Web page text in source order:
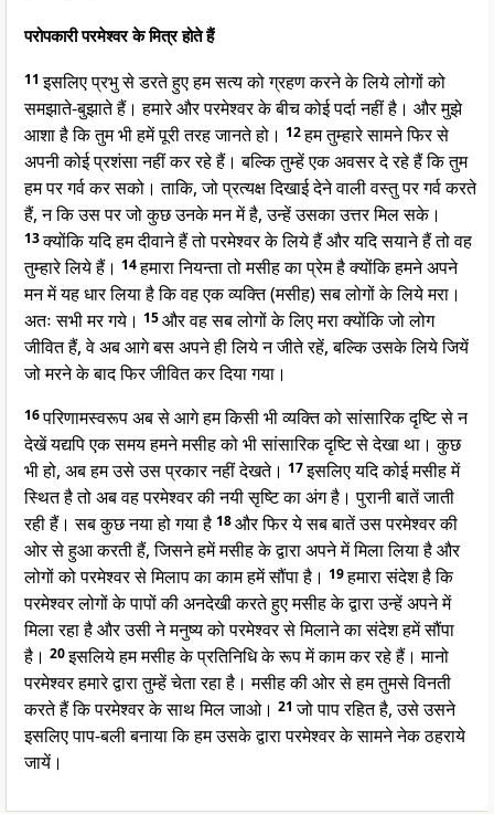
परोपकारी परमेश्वर के मित्र होते हैं
11इसलिए प्रभु से डरते हुए हम सत्य को ग्रहण करने के लिये लोगों को
समझाते-बुझाते हैं। हमारे और परमेश्वर के बीच कोई पर्दा नहीं है। और मुझे
आशा है कि तुम भी हमें पूरी तरह जानते हो। 12हम तुम्हारे सामने फिर से
अपनी कोई प्रशंसा नहीं कर रहे हैं। बल्कि तुम्हें एक अवसर दे रहे हैं कि तुम
हम पर गर्व कर सको। ताकि, जो प्रत्यक्ष दिखाई देने वाली वस्तु पर गर्व करते
हैं, न कि उस पर जो कुछ उनके मन में है, उन्हें उसका उत्तर मिल सके।
13क्योंकि यदि हम दीवाने हैं तो परमेश्वर के लिये हैं और यदि सयाने हैं तो वह
तुम्हारे लिये हैं। 14हमारा नियन्ता तो मसीह का प्रेम है क्योंकि हमने अपने
मन में यह धार लिया है कि वह एक व्यक्ति (मसीह) सब लोगों के लिये मरा।
अतः सभी मर गये। 15और वह सब लोगों के लिए मरा क्योंकि जो लोग
जीवित हैं, वे अब आगे बस अपने ही लिये न जीते रहें, बल्कि उसके लिये जियें
जो मरने के बाद फिर जीवित कर दिया गया।
16परिणामस्वरूप अब से आगे हम किसी भी व्यक्ति को सांसारिक दृष्टि से न
देखें यद्यपि एक समय हमने मसीह को भी सांसारिक दृष्टि से देखा था। कुछ
भी हो, अब हम उसे उस प्रकार नहीं देखते। 17इसलिए यदि कोई मसीह में
स्थित है तो अब वह परमेश्वर की नयी सृष्टि का अंग है। पुरानी बातें जाती
रही हैं। सब कुछ नया हो गया है 18और फिर ये सब बातें उस परमेश्वर की
ओर से हुआ करती हैं, जिसने हमें मसीह के द्वारा अपने में मिला लिया है और
लोगों को परमेश्वर से मिलाप का काम हमें सौंपा है। 19हमारा संदेश है कि
परमेश्वर लोगों के पापों की अनदेखी करते हुए मसीह के द्वारा उन्हें अपने में
मिला रहा है और उसी ने मनुष्य को परमेश्वर से मिलाने का संदेश हमें सौंपा
है। 20इसलिये हम मसीह के प्रतिनिधि के रूप में काम कर रहे हैं। मानो
परमेश्वर हमारे द्वारा तुम्हें चेता रहा है। मसीह की ओर से हम तुमसे विनती
करते हैं कि परमेश्वर के साथ मिल जाओ। 21जो पाप रहित है, उसे उसने
इसलिए पाप-बली बनाया कि हम उसके द्वारा परमेश्वर के सामने नेक ठहराये
जायें।